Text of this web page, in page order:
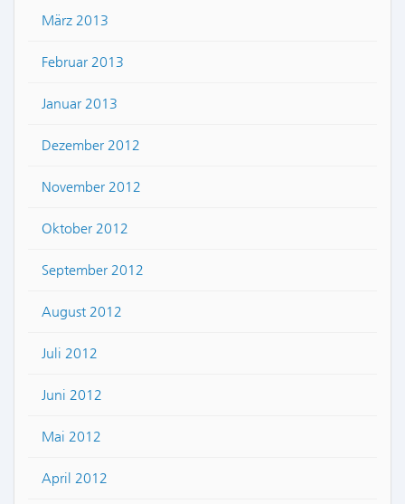
März 2013
Februar 2013
Januar 2013
Dezember 2012
November 2012
Oktober 2012
September 2012
August 2012
Juli 2012
Juni 2012
Mai 2012
April 2012